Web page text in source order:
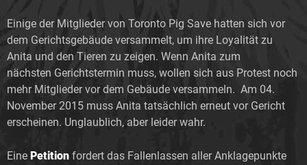
Einige der Mitglieder von Toronto Pig Save hatten sich vor
dem Gerichtsgebäude versammelt, um ihre Loyalität zu
Anita und den Tieren zu zeigen. Wenn Anita zum
nächsten Gerichtstermin muss, wollen sich aus Protest noch
mehr Mitglieder vor dem Gebäude versammeln. Am 04.
November 2015 muss Anita tatsächlich erneut vor Gericht
erscheinen. Unglaublich, aber leider wahr.
Eine Petition fordert das Fallenlassen aller Anklagepunkte